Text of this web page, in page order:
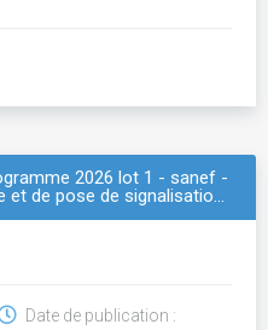
2026 lot 1 - sanef -
et de pose de signalisatio…
Date de publication :